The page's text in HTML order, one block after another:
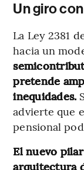
Un giro
La Ley 2381
hacia un
pretende
inequidades.
advierte que
pensional
El nuevo
arquitectura